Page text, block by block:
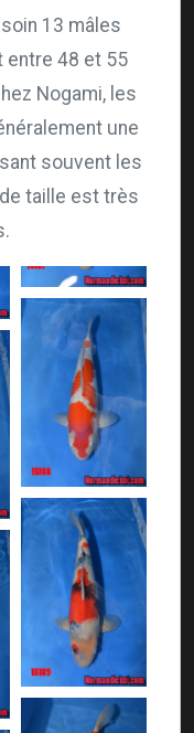
13 mâles
entre 48 et 55
Nogami, les
une
souvent les
taille est très